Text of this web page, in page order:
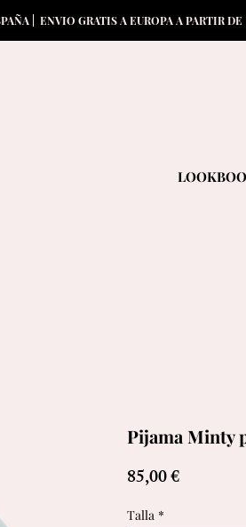
| ENVIO GRATIS A EUROPA A PARTIR DE
Pijama Minty
85,00 €Precio
Talla *